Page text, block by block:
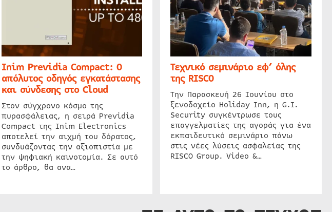
Inim Previdia Compact: Ο
απόλυτος οδηγός εγκατάστασης
και σύνδεσης στο Cloud
Στον σύγχρονο κόσμο της
πυρασφάλειας, η σειρά Previdia
Compact της Inim Electronics
αποτελεί την αιχμή του δόρατος,
συνδυάζοντας την αξιοπιστία με
την ψηφιακή καινοτομία. Σε αυτό
το άρθρο, θα ανα…
Τεχνικό σεμινάριο εφ’ όλης
της RISCO
Την Παρασκευή 26 Ιουνίου στο
ξενοδοχείο Holiday Inn, η G.I.
Security συγκέντρωσε τους
επαγγελματίες της αγοράς για ένα
εκπαιδευτικό σεμινάριο πάνω
στις νέες λύσεις ασφαλείας της
RISCO Group. Video &…